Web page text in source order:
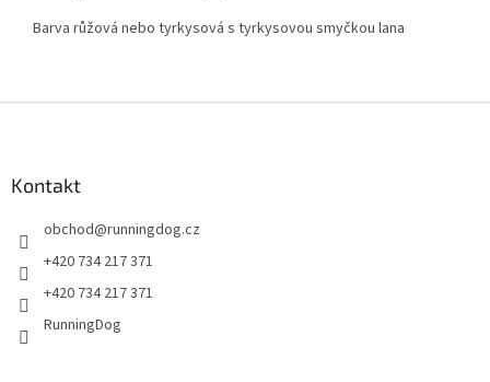
Barva růžová nebo tyrkysová s tyrkysovou smyčkou lana
Kontakt
obchod@runningdog.cz
+420 734 217 371
+420 734 217 371
RunningDog